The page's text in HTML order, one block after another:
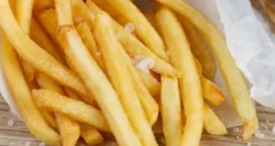
Polityka
Społeczeństwo
Wojna na Ukrainie
Świat